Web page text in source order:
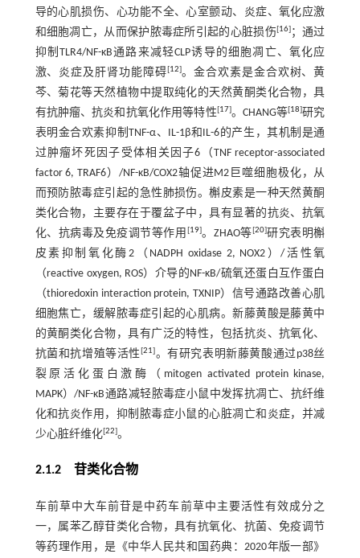
导的心肌损伤、心功能不全、心室颤动、炎症、氧化应激
和细胞凋亡，从而保护脓毒症所引起的心脏损伤[16]；通过
抑制TLR4/NF-κB通路来减轻CLP诱导的细胞凋亡、氧化应
激、炎症及肝肾功能障碍[12]。金合欢素是金合欢树、黄
芩、菊花等天然植物中提取纯化的天然黄酮类化合物，具
有抗肿瘤、抗炎和抗氧化作用等特性[17]。CHANG等[18]研究
表明金合欢素抑制TNF-α、IL-1β和IL-6的产生，其机制是通
过肿瘤坏死因子受体相关因子6（TNF receptor-associated
factor 6, TRAF6）/NF-κB/COX2轴促进M2巨噬细胞极化，从
而预防脓毒症引起的急性肺损伤。槲皮素是一种天然黄酮
类化合物，主要存在于覆盆子中，具有显著的抗炎、抗氧
化、抗病毒及免疫调节等作用 [19]。ZHAO等[20]研究表明槲
皮素抑制氧化酶2（NADPH oxidase 2, NOX2）/活性氧
（reactive oxygen, ROS）介导的NF-κB/硫氧还蛋白互作蛋白
（thioredoxin interaction protein, TXNIP）信号通路改善心肌
细胞焦亡，缓解脓毒症引起的心肌病。新藤黄酸是藤黄中
的黄酮类化合物，具有广泛的特性，包括抗炎、抗氧化、
抗菌和抗增殖等活性[21]。有研究表明新藤黄酸通过p38丝
裂原活化蛋白激酶（mitogen activated protein kinase,
MAPK）/NF-κB通路减轻脓毒症小鼠中发挥抗凋亡、抗纤维
化和抗炎作用，抑制脓毒症小鼠的心脏凋亡和炎症，并减
少心脏纤维化[22]。
2.1.2 苷类化合物
车前草中大车前苷是中药车前草中主要活性有效成分之
一，属苯乙醇苷类化合物，具有抗氧化、抗菌、免疫调节
等药理作用，是《中华人民共和国药典：2020年版一部》